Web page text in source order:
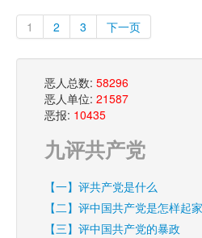
1 2 3 下一页
恶人总数: 58296
恶人单位: 21587
恶报: 10435
九评共产党
【一】评共产党是什么
【二】评中国共产党是怎样起
【三】评中国共产党的暴政